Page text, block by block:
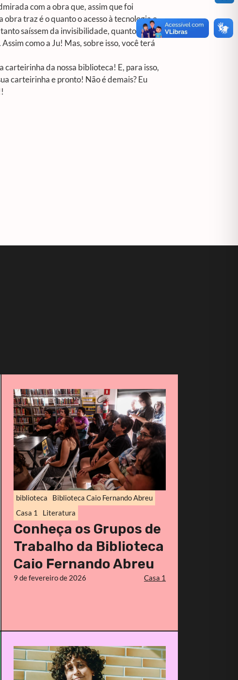
com a obra que, assim que foi
traz é o quanto o acesso à tecnologia e
saíssem da invisibilidade, quanto
como a Ju! Mas, sobre isso, você terá
carteirinha da nossa biblioteca! E, para isso,
carteirinha e pronto! Não é demais? Eu
biblioteca
Biblioteca Caio Fernando Abreu
Casa 1
Literatura
Conheça os Grupos de
Trabalho da Biblioteca
Caio Fernando Abreu
9 de fevereiro de 2026 Casa 1